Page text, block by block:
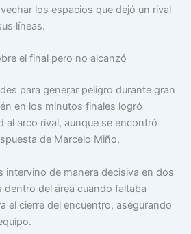
los espacios que dejó un rival
líneas.
el final pero no alcanzó
para generar peligro durante gran
en los minutos finales logró
al arco rival, aunque se encontró
de Marcelo Miño.
intervino de manera decisiva en dos
del área cuando faltaba
el cierre del encuentro, asegurando